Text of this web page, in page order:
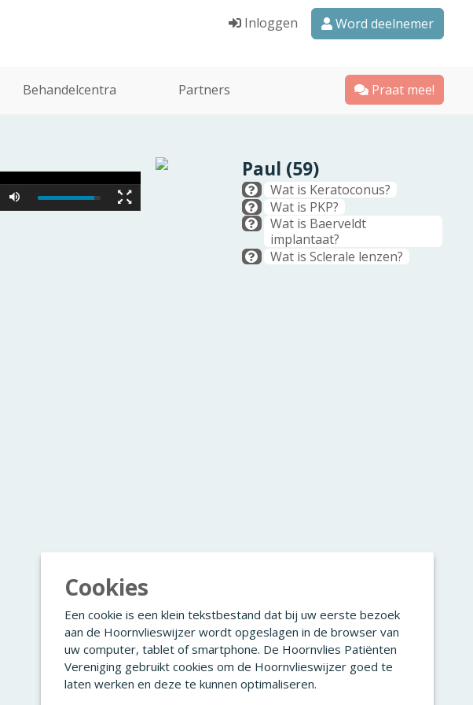
Inloggen Word deelnemer
Behandelcentra Partners Praat mee!
Paul (59)
Wat is Keratoconus?
Wat is PKP?
Wat is Baerveldt
implantaat?
Wat is Sclerale lenzen?
Cookies
Een cookie is een klein tekstbestand dat bij uw eerste bezoek
aan de Hoornvlieswijzer wordt opgeslagen in de browser van
uw computer, tablet of smartphone. De Hoornvlies Patiënten
Vereniging gebruikt cookies om de Hoornvlieswijzer goed te
laten werken en deze te kunnen optimaliseren.